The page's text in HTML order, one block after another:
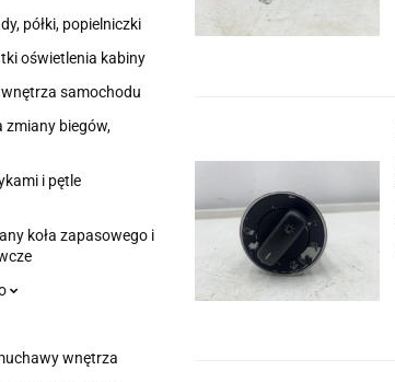
półki, popielniczki
oświetlenia kabiny
wnętrza samochodu
zmiany biegów,
i pętle
koła zapasowego i
wnętrza